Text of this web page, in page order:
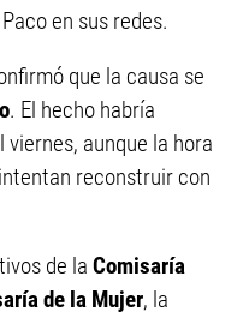
en sus redes.
que la causa se
. El hecho habría
aunque la hora
reconstruir con
de la Comisaría
de la Mujer, la